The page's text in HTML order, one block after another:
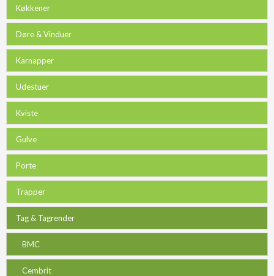
Køkkener
Døre & Vinduer
Karnapper
Udestuer
Kviste
Gulve
Porte
Trapper
Tag & Tagrender
BMC
Cembrit